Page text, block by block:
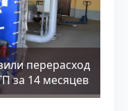
перерасход
за 14 месяцев